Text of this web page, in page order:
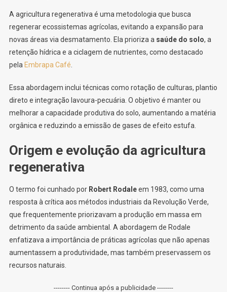
A agricultura regenerativa é uma metodologia que busca
regenerar ecossistemas agrícolas, evitando a expansão para
novas áreas via desmatamento. Ela prioriza a saúde do solo, a
retenção hídrica e a ciclagem de nutrientes, como destacado
pela Embrapa Café
Essa abordagem inclui técnicas como rotação de culturas, plantio
direto e integração lavoura-pecuária. O objetivo é manter ou
melhorar a capacidade produtiva do solo, aumentando a matéria
orgânica e reduzindo a emissão de gases de efeito estufa.
Origem e evolução da agricultura
regenerativa
O termo foi cunhado por Robert Rodaleem 1983, como uma
resposta à crítica aos métodos industriais da Revolução Verde,
que frequentemente priorizavam a produção em massa em
detrimento da saúde ambiental. A abordagem de Rodale
enfatizava a importância de práticas agrícolas que não apenas
aumentassem a produtividade, mas também preservassem os
recursos naturais.
-------- Continua após a publicidade --------